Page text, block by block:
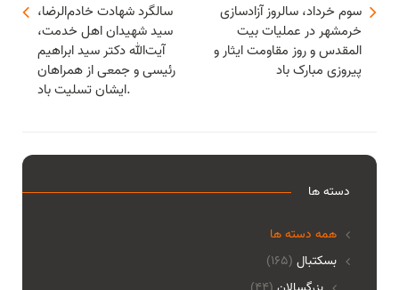
سید شهیدان اهل خدمت،
آیت‌الله دکتر سید ابراهیم
رئیسی و جمعی از همراهان
ایشان تسلیت باد.
سوم خرداد، سالروز آزادسازی
خرمشهر در عملیات بیت
المقدس و روز مقاومت ایثار و
پیروزی مبارک باد
دسته ها
همه دسته ها
(165) بسکتبال